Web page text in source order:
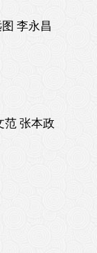
李永昌
范 张本政